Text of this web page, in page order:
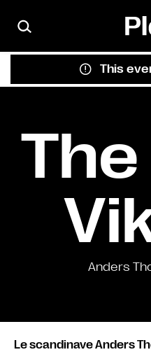
This
Anders
Le scandinave Anders